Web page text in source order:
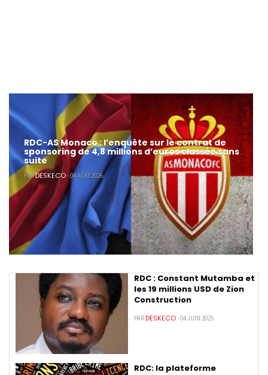
RDC-AS Monaco : l’enquête sur le contrat de
sponsoring de 4,8 millions d’euros classée sans
suite
PARDESKECO- 04 AOÛ 2026
RDC : Constant Mutamba et
les 19 millions USD de Zion
Construction
PAR DESKECO- 04 JUIN 2025
RDC: la plateforme